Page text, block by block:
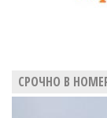
СРОЧНО В